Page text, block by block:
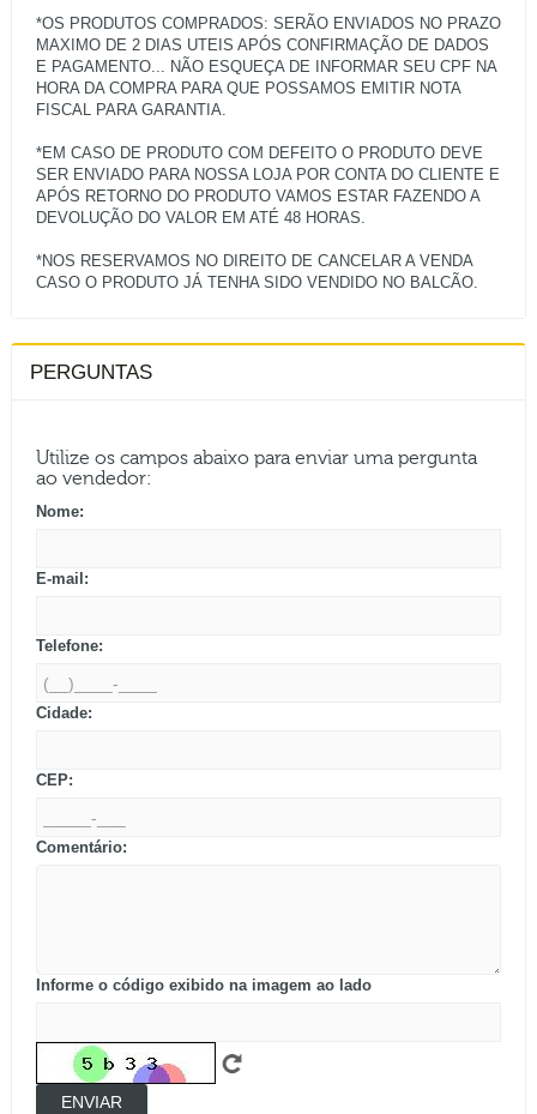
*OS PRODUTOS COMPRADOS: SERÃO ENVIADOS NO PRAZO
MAXIMO DE 2 DIAS UTEIS APÓS CONFIRMAÇÃO DE DADOS
E PAGAMENTO... NÃO ESQUEÇA DE INFORMAR SEU CPF NA
HORA DA COMPRA PARA QUE POSSAMOS EMITIR NOTA
FISCAL PARA GARANTIA.
*EM CASO DE PRODUTO COM DEFEITO O PRODUTO DEVE
SER ENVIADO PARA NOSSA LOJA POR CONTA DO CLIENTE E
APÓS RETORNO DO PRODUTO VAMOS ESTAR FAZENDO A
DEVOLUÇÃO DO VALOR EM ATÉ 48 HORAS.
*NOS RESERVAMOS NO DIREITO DE CANCELAR A VENDA
PERGUNTAS
Utilize os campos abaixo para enviar uma pergunta
ao vendedor:
Nome:
E-mail:
Telefone:
Cidade:
CEP:
Comentário:
Informe o código exibido na imagem ao lado
ENVIAR